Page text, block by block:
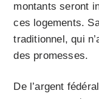
montants seront
ces logements.
traditionnel, qui
des promesses.
De l’argent